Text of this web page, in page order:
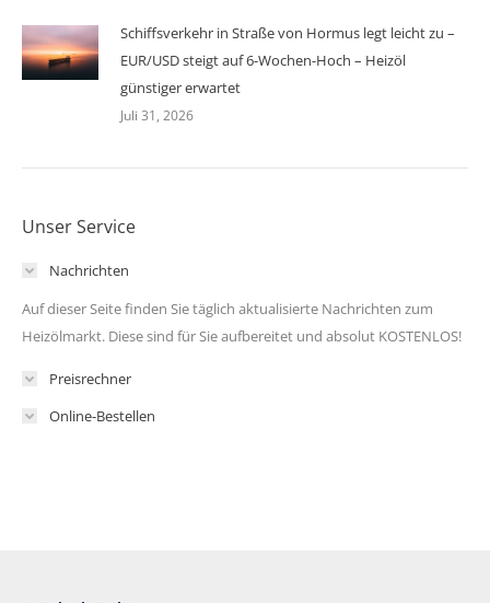
Schiffsverkehr in Straße von Hormus legt leicht zu –
EUR/USD steigt auf 6-Wochen-Hoch – Heizöl
günstiger erwartet
Juli 31, 2026
Unser Service
Nachrichten
Auf dieser Seite finden Sie täglich aktualisierte Nachrichten zum
Heizölmarkt. Diese sind für Sie aufbereitet und absolut KOSTENLOS!
Preisrechner
Online-Bestellen